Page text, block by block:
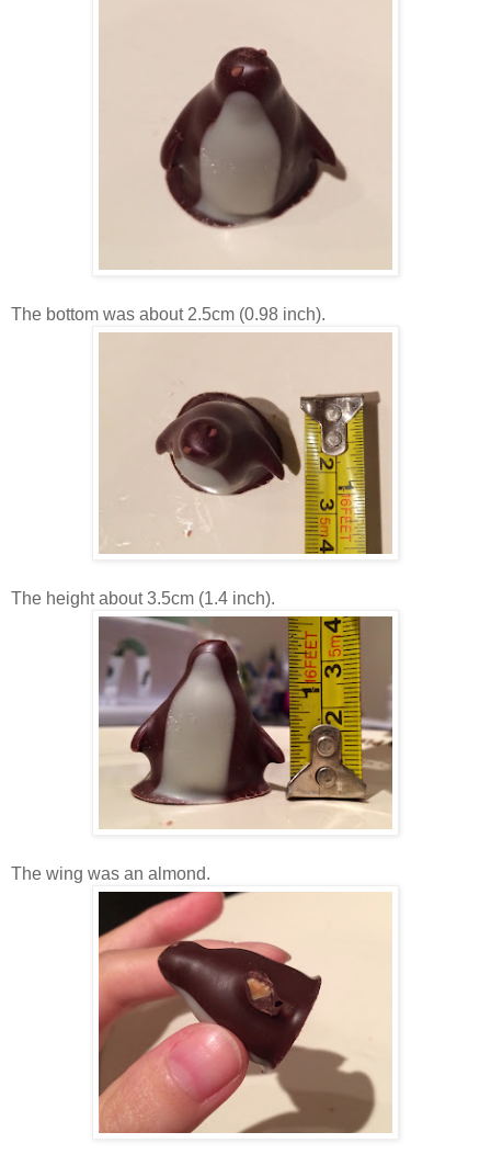
The bottom was about 2.5cm (0.98 inch).
The height about 3.5cm (1.4 inch).
The wing was an almond.